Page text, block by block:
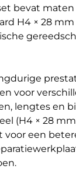
maten
H4 × 28
voor
lengtes en
(H4 × 28
voor een